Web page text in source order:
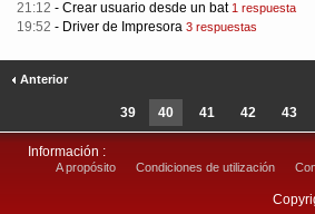
21:12 - Crear usuario desde un bat 1 respuesta
19:52 - Driver de Impresora 3 respuestas
Anterior
39 40 41 42 43
Información :
A propósito Condiciones de utilización